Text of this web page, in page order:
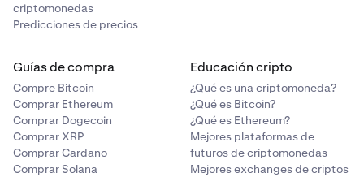
criptomonedas
Predicciones de precios
Guías de compra
Compre Bitcoin
Comprar Ethereum
Comprar Dogecoin
Comprar XRP
Comprar Cardano
Comprar Solana
Educación cripto
¿Qué es una criptomoneda?
¿Qué es Bitcoin?
¿Qué es Ethereum?
Mejores plataformas de
futuros de criptomonedas
Mejores exchanges de criptos